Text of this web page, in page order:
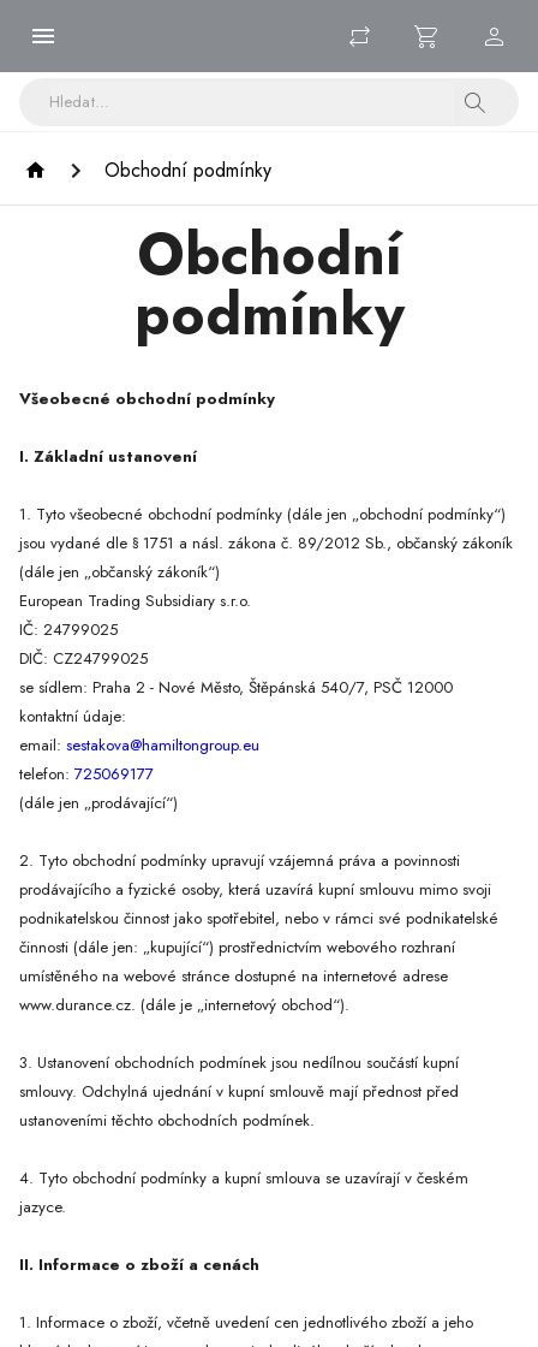
Obchodní podmínky
Obchodní
podmínky
Všeobecné obchodní podmínky
I. Základní ustanovení
1. Tyto všeobecné obchodní podmínky (dále jen „obchodní podmínky“)
jsou vydané dle § 1751 a násl. zákona č. 89/2012 Sb., občanský zákoník
(dále jen „občanský zákoník“)
European Trading Subsidiary s.r.o.
IČ: 24799025
DIČ: CZ24799025
se sídlem: Praha 2 - Nové Město, Štěpánská 540/7, PSČ 12000
kontaktní údaje:
email: sestakova@hamiltongroup.eu
telefon: 725069177
(dále jen „prodávající“)
2. Tyto obchodní podmínky upravují vzájemná práva a povinnosti
prodávajícího a fyzické osoby, která uzavírá kupní smlouvu mimo svoji
podnikatelskou činnost jako spotřebitel, nebo v rámci své podnikatelské
činnosti (dále jen: „kupující“) prostřednictvím webového rozhraní
umístěného na webové stránce dostupné na internetové adrese
www.durance.cz. (dále je „internetový obchod“).
3. Ustanovení obchodních podmínek jsou nedílnou součástí kupní
smlouvy. Odchylná ujednání v kupní smlouvě mají přednost před
ustanoveními těchto obchodních podmínek.
4. Tyto obchodní podmínky a kupní smlouva se uzavírají v českém
jazyce.
II. Informace o zboží a cenách
1. Informace o zboží, včetně uvedení cen jednotlivého zboží a jeho